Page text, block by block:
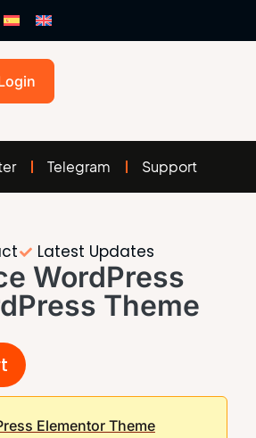
Telegram Support
Latest Updates
WordPress
Theme
Elementor Theme